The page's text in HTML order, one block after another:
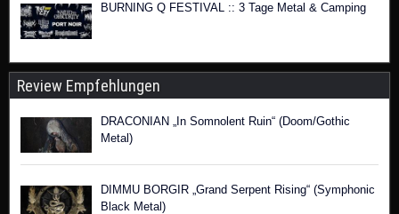
BURNING Q FESTIVAL :: 3 Tage Metal & Camping
Review Empfehlungen
DRACONIAN „In Somnolent Ruin“ (Doom/Gothic
Metal)
DIMMU BORGIR „Grand Serpent Rising“ (Symphonic
Black Metal)